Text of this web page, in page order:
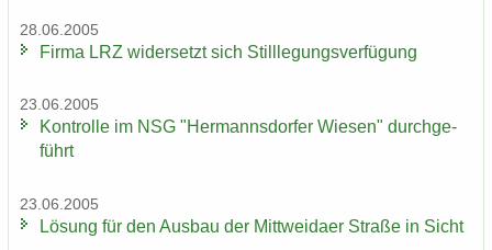
28.06.2005
Firma LRZ wi­der­setzt sich Still­le­gungs­ver­fü­gung
23.06.2005
Kon­trol­le im NSG "Her­manns­dor­fer Wie­sen" durch­ge­
führt
23.06.2005
Lö­sung für den Aus­bau der Mitt­wei­da­er Stra­ße in Sicht